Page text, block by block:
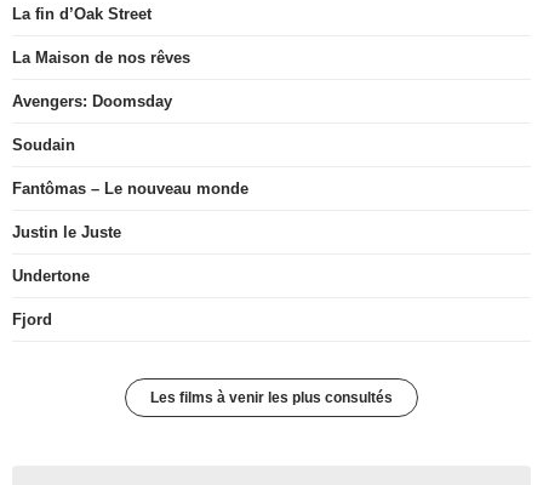
La fin d’Oak Street
La Maison de nos rêves
Avengers: Doomsday
Soudain
Fantômas – Le nouveau monde
Justin le Juste
Undertone
Fjord
Les films à venir les plus consultés